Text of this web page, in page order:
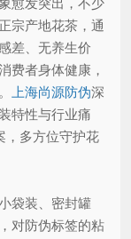
愈发突出，不少
宗产地花茶，通
差、无养生价
费者身体健康，
上海尚源防伪深
特性与行业痛
，多方位守护花
袋装、密封罐
对防伪标签的粘